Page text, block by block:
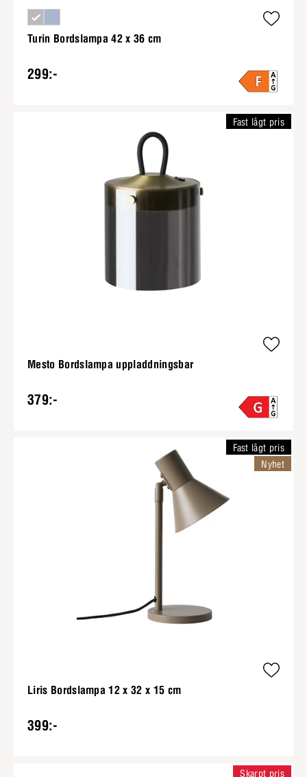
Turin Bordslampa 42 x 36 cm
299:-
Mesto Bordslampa uppladdningsbar
379:-
Fast lågt pris
Liris Bordslampa 12 x 32 x 15 cm
399:-
Fast lågt pris
Nyhet
Skarpt pris